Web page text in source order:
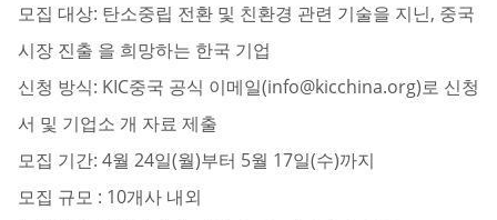
모집 대상: 탄소중립 전환 및 친환경 관련 기술을 지닌, 중국
시장 진출 을 희망하는 한국 기업
신청 방식: KIC중국 공식 이메일(info@kicchina.org)로 신청
서 및 기업소 개 자료 제출
모집 기간: 4월 24일(월)부터 5월 17일(수)까지
모집 규모 : 10개사 내외